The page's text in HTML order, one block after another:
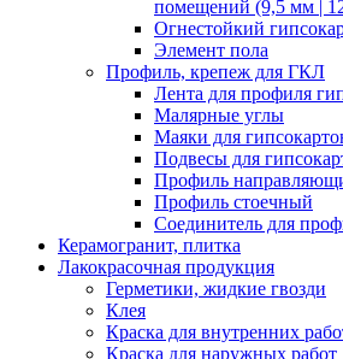
помещений (9,5 мм |
Огнестойкий
Элемент пола
Профиль, крепеж для ГКЛ
Лента для профиля
Малярные углы
Маяки для
Подвесы для
Профиль
Профиль стоечный
Соединитель для
Керамогранит, плитка
Лакокрасочная продукция
Герметики, жидкие гвозди
Клея
Краска для внутренних
Краска для наружных работ